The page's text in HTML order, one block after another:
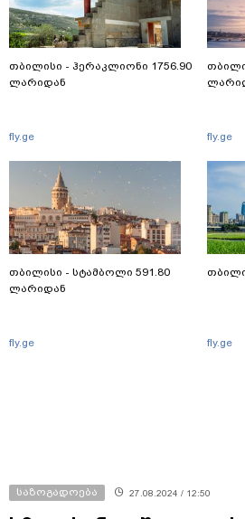
თბილისი - ჰერაკლიონი 1756.90
ლარიდან
fly.ge
თბილისი - სტამბოლი 591.80
ლარიდან
fly.ge
fly.ge
fly.ge
საზოგადოება 27.08.2024 / 12:50